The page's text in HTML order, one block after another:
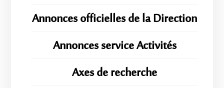
Annonces officielles de la Direction
Annonces service Activités
Axes de recherche